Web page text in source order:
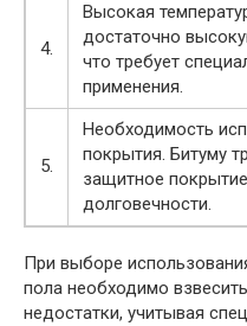
4.
Высокая
достаточно
что требует
применения.
5.
Необходимость
покрытия. Битуму
защитное
долговечности.
При выборе
пола необходимо
недостатки, учитывая